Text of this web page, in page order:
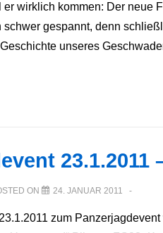
er wirklich kommen: Der neue
schwer gespannt, denn
unseres
23.1.2011
ON 24. JANUAR 2011
zum